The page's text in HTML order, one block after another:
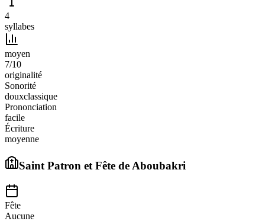
4
syllabes
moyen
7/10
originalité
Sonorité
douxclassique
Prononciation
facile
Écriture
moyenne
Saint Patron et Fête deAboubakri
Fête
Aucune